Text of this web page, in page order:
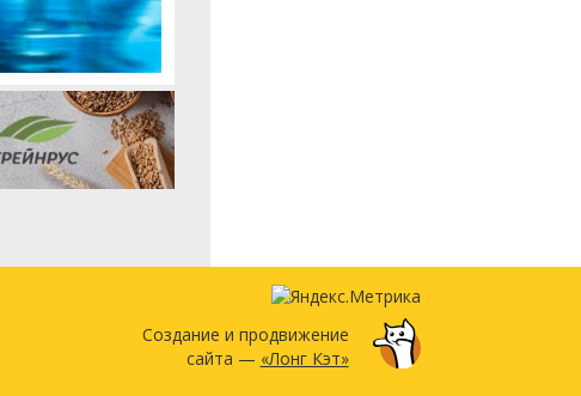
Создание и продвижение
сайта — «Лонг Кэт»